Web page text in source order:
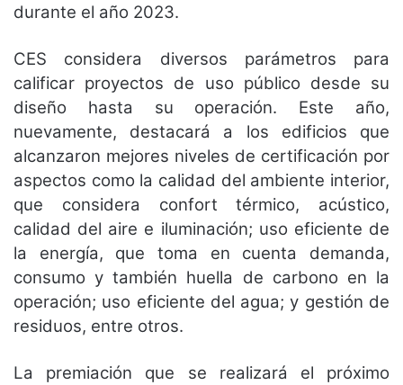
durante el año 2023.
CES considera diversos parámetros para
calificar proyectos de uso público desde su
diseño hasta su operación. Este año,
nuevamente, destacará a los edificios que
alcanzaron mejores niveles de certificación por
aspectos como la calidad del ambiente interior,
que considera confort térmico, acústico,
calidad del aire e iluminación; uso eficiente de
la energía, que toma en cuenta demanda,
consumo y también huella de carbono en la
operación; uso eficiente del agua; y gestión de
residuos, entre otros.
La premiación que se realizará el próximo